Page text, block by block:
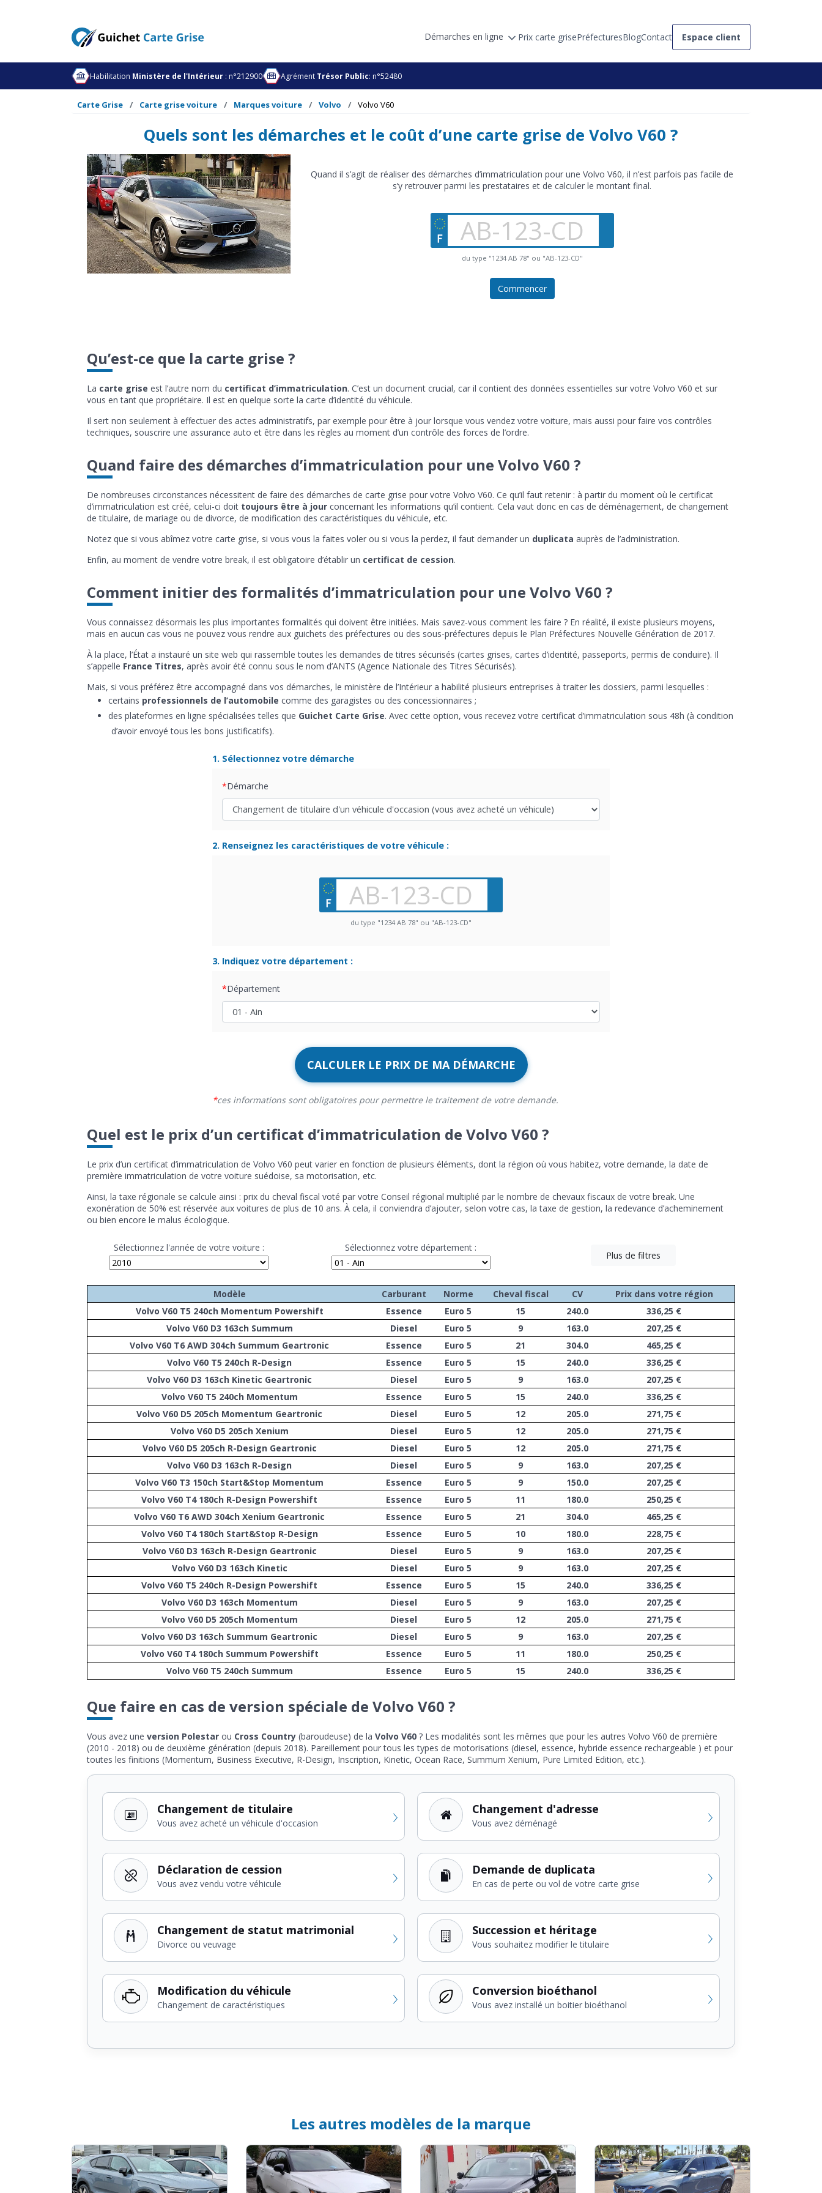
Démarches en ligne Prix carte grisePréfecturesBlogContact Espace client
Habilitation Ministère de l'Intérieur : n°212900 Agrément Trésor Public: n°52480
Carte Grise Carte grise voiture Marques voiture Volvo Volvo V60
Quels sont les démarches et le coût d’une carte grise de Volvo V60 ?
Quand il s’agit de réaliser des démarches d’immatriculation pour une Volvo V60, il n’est parfois pas facile de
s’y retrouver parmi les prestataires et de calculer le montant final.
du type "1234 AB 78" ou "AB-123-CD"
Commencer
Qu’est-ce que la carte grise ?
La carte grise est l’autre nom du certificat d’immatriculation. C’est un document crucial, car il contient des données essentielles sur votre Volvo V60 et sur
vous en tant que propriétaire. Il est en quelque sorte la carte d’identité du véhicule.
Il sert non seulement à effectuer des actes administratifs, par exemple pour être à jour lorsque vous vendez votre voiture, mais aussi pour faire vos contrôles
techniques, souscrire une assurance auto et être dans les règles au moment d’un contrôle des forces de l’ordre.
Quand faire des démarches d’immatriculation pour une Volvo V60 ?
De nombreuses circonstances nécessitent de faire des démarches de carte grise pour votre Volvo V60. Ce qu’il faut retenir : à partir du moment où le certificat
d’immatriculation est créé, celui-ci doit toujours être à jour concernant les informations qu’il contient. Cela vaut donc en cas de déménagement, de changement
de titulaire, de mariage ou de divorce, de modification des caractéristiques du véhicule, etc.
Notez que si vous abîmez votre carte grise, si vous vous la faites voler ou si vous la perdez, il faut demander un duplicata auprès de l’administration.
Enfin, au moment de vendre votre break, il est obligatoire d’établir un certificat de cession.
Comment initier des formalités d’immatriculation pour une Volvo V60 ?
Vous connaissez désormais les plus importantes formalités qui doivent être initiées. Mais savez-vous comment les faire ? En réalité, il existe plusieurs moyens,
mais en aucun cas vous ne pouvez vous rendre aux guichets des préfectures ou des sous-préfectures depuis le Plan Préfectures Nouvelle Génération de 2017.
À la place, l’État a instauré un site web qui rassemble toutes les demandes de titres sécurisés (cartes grises, cartes d’identité, passeports, permis de conduire). Il
s’appelle France Titres, après avoir été connu sous le nom d’ANTS (Agence Nationale des Titres Sécurisés).
Mais, si vous préférez être accompagné dans vos démarches, le ministère de l’Intérieur a habilité plusieurs entreprises à traiter les dossiers, parmi lesquelles :
certains professionnels de l’automobile comme des garagistes ou des concessionnaires ;
des plateformes en ligne spécialisées telles que Guichet Carte Grise. Avec cette option, vous recevez votre certificat d’immatriculation sous 48h (à condition
d’avoir envoyé tous les bons justificatifs).
1. Sélectionnez votre démarche
Démarche
2. Renseignez les caractéristiques de votre véhicule :
du type "1234 AB 78" ou "AB-123-CD"
3. Indiquez votre département :
Département
CALCULER LE PRIX DE MA DÉMARCHE
ces informations sont obligatoires pour permettre le traitement de votre demande.
Quel est le prix d’un certificat d’immatriculation de Volvo V60 ?
Le prix d’un certificat d’immatriculation de Volvo V60 peut varier en fonction de plusieurs éléments, dont la région où vous habitez, votre demande, la date de
première immatriculation de votre voiture suédoise, sa motorisation, etc.
Ainsi, la taxe régionale se calcule ainsi : prix du cheval fiscal voté par votre Conseil régional multiplié par le nombre de chevaux fiscaux de votre break. Une
exonération de 50% est réservée aux voitures de plus de 10 ans. À cela, il conviendra d’ajouter, selon votre cas, la taxe de gestion, la redevance d’acheminement
ou bien encore le malus écologique.
Sélectionnez l'année de votre voiture : Sélectionnez votre département :
Plus de filtres
Modèle Carburant Norme Cheval fiscal CV
Prix dans votre région
Volvo V60 T5 240ch Momentum Powershift
Essence Euro 5 15 240.0
336,25 €
Volvo V60 D3 163ch Summum
Diesel Euro 5 9 163.0
207,25 €
Volvo V60 T6 AWD 304ch Summum Geartronic
Essence Euro 5 21 304.0
465,25 €
Volvo V60 T5 240ch R-Design
Essence Euro 5 15 240.0
336,25 €
Volvo V60 D3 163ch Kinetic Geartronic
Diesel Euro 5 9 163.0
207,25 €
Volvo V60 T5 240ch Momentum
Essence Euro 5 15 240.0
336,25 €
Volvo V60 D5 205ch Momentum Geartronic
Diesel Euro 5 12 205.0
271,75 €
Volvo V60 D5 205ch Xenium
Diesel Euro 5 12 205.0
271,75 €
Volvo V60 D5 205ch R-Design Geartronic
Diesel Euro 5 12 205.0
271,75 €
Volvo V60 D3 163ch R-Design
Diesel Euro 5 9 163.0
207,25 €
Volvo V60 T3 150ch Start&Stop Momentum
Essence Euro 5 9 150.0
207,25 €
Volvo V60 T4 180ch R-Design Powershift
Essence Euro 5 11 180.0
250,25 €
Volvo V60 T6 AWD 304ch Xenium Geartronic
Essence Euro 5 21 304.0
465,25 €
Volvo V60 T4 180ch Start&Stop R-Design
Essence Euro 5 10 180.0
228,75 €
Volvo V60 D3 163ch R-Design Geartronic
Diesel Euro 5 9 163.0
207,25 €
Volvo V60 D3 163ch Kinetic
Diesel Euro 5 9 163.0
207,25 €
Volvo V60 T5 240ch R-Design Powershift
Essence Euro 5 15 240.0
336,25 €
Volvo V60 D3 163ch Momentum
Diesel Euro 5 9 163.0
207,25 €
Volvo V60 D5 205ch Momentum
Diesel Euro 5 12 205.0
271,75 €
Volvo V60 D3 163ch Summum Geartronic
Diesel Euro 5 9 163.0
207,25 €
Volvo V60 T4 180ch Summum Powershift
Essence Euro 5 11 180.0
250,25 €
Volvo V60 T5 240ch Summum
Essence Euro 5 15 240.0 336,25 €
Que faire en cas de version spéciale de Volvo V60 ?
Vous avez une version Polestar ou Cross Country (baroudeuse) de la Volvo V60 ? Les modalités sont les mêmes que pour les autres Volvo V60 de première
(2010 - 2018) ou de deuxième génération (depuis 2018). Pareillement pour tous les types de motorisations (diesel, essence, hybride essence rechargeable ) et pour
toutes les finitions (Momentum, Business Executive, R-Design, Inscription, Kinetic, Ocean Race, Summum Xenium, Pure Limited Edition, etc.).
Changement de titulaire
Vous avez acheté un véhicule d'occasion
Changement d'adresse
Vous avez déménagé
Déclaration de cession
Vous avez vendu votre véhicule
Demande de duplicata
En cas de perte ou vol de votre carte grise
Changement de statut matrimonial
Divorce ou veuvage
Succession et héritage
Vous souhaitez modifier le titulaire
Modification du véhicule
Changement de caractéristiques
Conversion bioéthanol
Vous avez installé un boitier bioéthanol
Les autres modèles de la marque